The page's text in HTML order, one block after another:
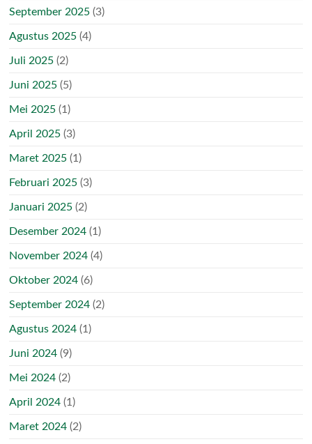
September 2025 (3)
Agustus 2025 (4)
Juli 2025 (2)
Juni 2025 (5)
Mei 2025 (1)
April 2025 (3)
Maret 2025 (1)
Februari 2025 (3)
Januari 2025 (2)
Desember 2024 (1)
November 2024 (4)
Oktober 2024 (6)
September 2024 (2)
Agustus 2024 (1)
Juni 2024 (9)
Mei 2024 (2)
April 2024 (1)
Maret 2024 (2)